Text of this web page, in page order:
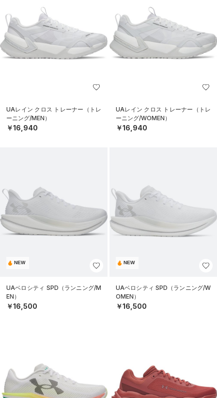
UAレイン クロス トレーナー（トレ
ーニング/MEN）
￥16,940
UAレイン クロス トレーナー（トレ
ーニング/WOMEN）
￥16,940
NEW
UAベロシティ SPD（ランニング/M
EN）
￥16,500
NEW
UAベロシティ SPD（ランニング/W
OMEN）
￥16,500